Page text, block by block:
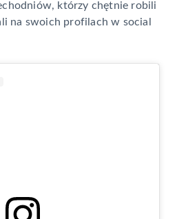
którzy chętnie robili
na swoich profilach w social